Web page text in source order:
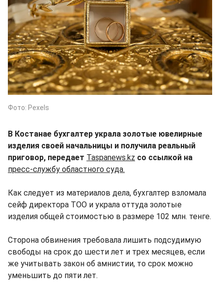
Фото: Pexels
В Костанае бухгалтер украла золотые ювелирные
изделия своей начальницы и получила реальный
приговор, передает Taspanews.kz со ссылкой на
пресс-службу областного суда.
Как следует из материалов дела, бухгалтер взломала
сейф директора ТОО и украла оттуда золотые
изделия общей стоимостью в размере 102 млн. тенге.
Сторона обвинения требовала лишить подсудимую
свободы на срок до шести лет и трех месяцев, если
же учитывать закон об амнистии, то срок можно
уменьшить до пяти лет.